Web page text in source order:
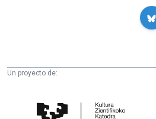
Un proyecto de: